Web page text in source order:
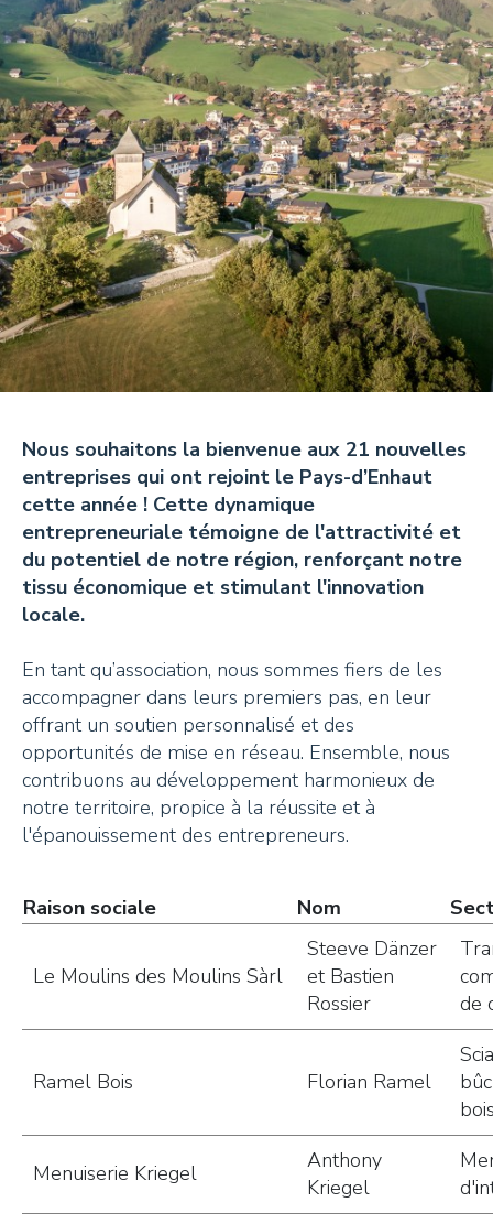
Hydrolats et Huiles
Miel et autres douceurs
Ambassadeurs
CONTACT
Pays-d’Enhaut Région,
Place du Village 6,
1660 Château-d’Œx
+41 26 924 25 25
info@pays-denhaut.ch
NEWSLETTER
S'INSCRIRE
NOUS SUIVRE
Nous souhaitons la bienvenue aux 21 nouvelles
entreprises qui ont rejoint le Pays-d’Enhaut
cette année ! Cette dynamique
entrepreneuriale témoigne de l'attractivité et
du potentiel de notre région, renforçant notre
tissu économique et stimulant l'innovation
locale.
En tant qu’association, nous sommes fiers de les
accompagner dans leurs premiers pas, en leur
offrant un soutien personnalisé et des
opportunités de mise en réseau. Ensemble, nous
contribuons au développement harmonieux de
notre territoire, propice à la réussite et à
l'épanouissement des entrepreneurs.
Raison sociale Nom
Le Moulins des Moulins Sàrl
Steeve Dänzer
et Bastien
Rossier
de
Ramel Bois Florian Ramel
Menuiserie Kriegel
Anthony
Kriegel